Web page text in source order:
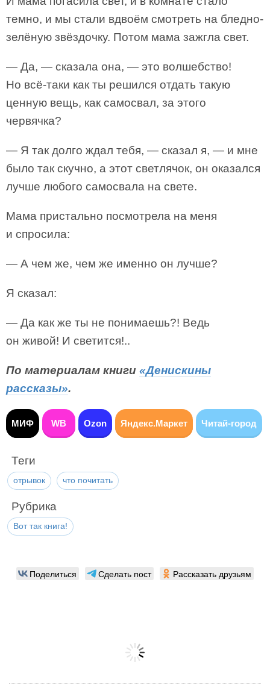
темно, и мы стали вдвоём смотреть на бледно-
зелёную звёздочку. Потом мама зажгла свет.
— Да, — сказала она, — это волшебство!
Но всё-таки как ты решился отдать такую
ценную вещь, как самосвал, за этого
червячка?
— Я так долго ждал тебя, — сказал я, — и мне
было так скучно, а этот светлячок, он оказался
лучше любого самосвала на свете.
Мама пристально посмотрела на меня
и спросила:
— А чем же, чем же именно он лучше?
Я сказал:
— Да как же ты не понимаешь?! Ведь
он живой! И светится!..
По материалам книги «Денискины
рассказы».
МИФ WB Ozon Яндекс.Маркет Читай-город
Теги
отрывок что почитать
Рубрика
Вот так книга!
Поделиться Сделать пост Рассказать друзьям